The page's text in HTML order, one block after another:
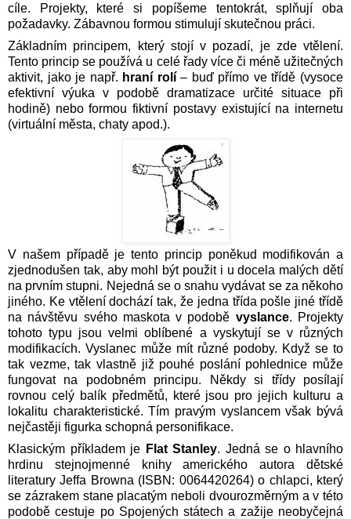
cíle. Projekty, které si popíšeme tentokrát, splňují oba
požadavky. Zábavnou formou stimulují skutečnou práci.
Základním principem, který stojí v pozadí, je zde vtělení.
Tento princip se používá u celé řady více či méně užitečných
aktivit, jako je např. hraní rolí– buď přímo ve třídě (vysoce
efektivní výuka v podobě dramatizace určité situace při
hodině) nebo formou fiktivní postavy existující na internetu
(virtuální města, chaty apod.).
V našem případě je tento princip poněkud modifikován a
zjednodušen tak, aby mohl být použit i u docela malých dětí
na prvním stupni. Nejedná se o snahu vydávat se za někoho
jiného. Ke vtělení dochází tak, že jedna třída pošle jiné třídě
na návštěvu svého maskota v podobě vyslance. Projekty
tohoto typu jsou velmi oblíbené a vyskytují se v různých
modifikacích. Vyslanec může mít různé podoby. Když se to
tak vezme, tak vlastně již pouhé poslání pohlednice může
fungovat na podobném principu. Někdy si třídy posílají
rovnou celý balík předmětů, které jsou pro jejich kulturu a
lokalitu charakteristické. Tím pravým vyslancem však bývá
nejčastěji figurka schopná personifikace.
Klasickým příkladem je Flat Stanley. Jedná se o hlavního
hrdinu stejnojmenné knihy amerického autora dětské
literatury Jeffa Browna (ISBN: 0064420264) o chlapci, který
se zázrakem stane placatým neboli dvourozměrným a v této
podobě cestuje po Spojených státech a zažije neobyčejná